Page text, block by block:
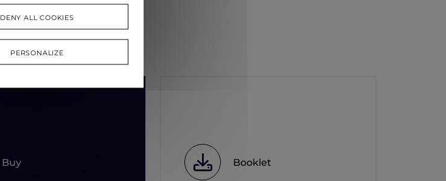
Buy Booklet
DENY ALL COOKIES
PERSONALIZE